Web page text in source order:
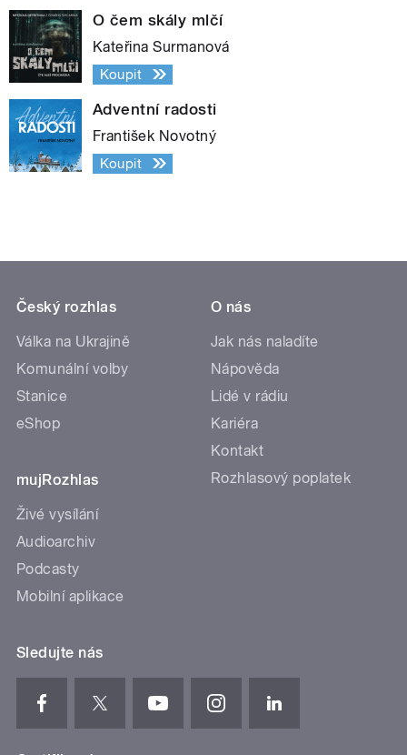
O čem skály mlčí
Kateřina Surmanová
Koupit
Adventní radosti
František Novotný
Koupit
Český rozhlas
Válka na Ukrajině
Komunální volby
Stanice
eShop
mujRozhlas
Živé vysílání
Audioarchiv
Podcasty
Mobilní aplikace
O nás
Jak nás naladíte
Nápověda
Lidé v rádiu
Kariéra
Kontakt
Rozhlasový poplatek
Sledujte nás